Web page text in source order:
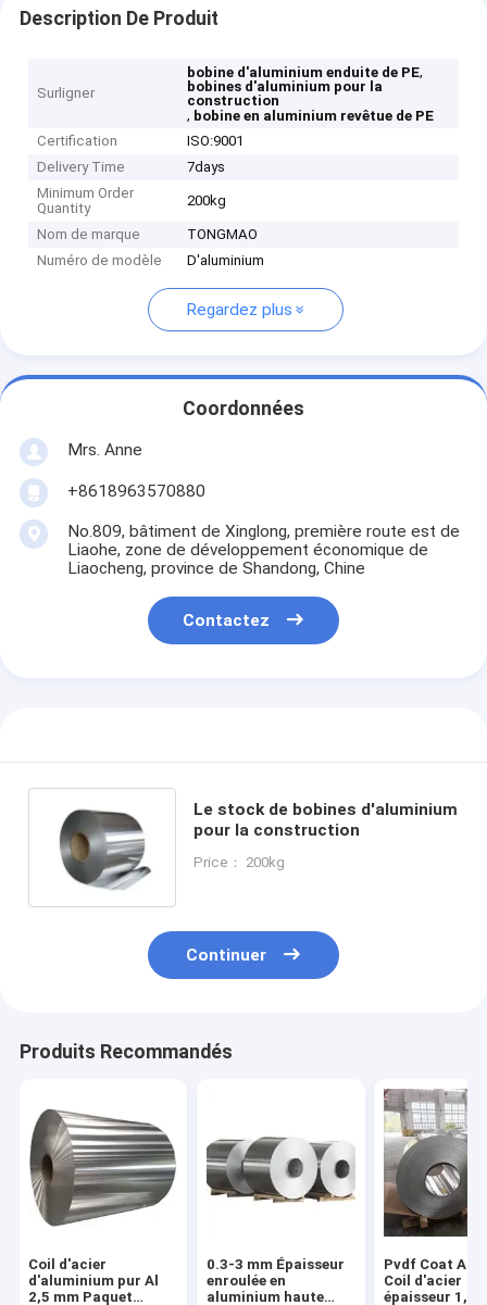
Description De Produit
Surligner
bobine d'aluminium enduite de PE,
bobines d'aluminium pour la
construction
, bobine en aluminium revêtue de PE
Certification
ISO:9001
Delivery Time
7days
Minimum Order
Quantity
200kg
Nom de marque
TONGMAO
Numéro de modèle
D'aluminium
Regardez plus
Coordonnées
Mrs. Anne
+8618963570880
No.809, bâtiment de Xinglong, première route est de
Liaohe, zone de développement économique de
Liaocheng, province de Shandong, Chine
Contactez
Le stock de bobines d'aluminium
pour la construction
Price： 200kg
Continuer
Produits Recommandés
Coil d'acier
d'aluminium pur Al
2,5 mm Paquet
0.3-3 mm Épaisseur
enroulée en
aluminium haute
Pvdf Coat
Coil d'acier
épaisseur 1,5